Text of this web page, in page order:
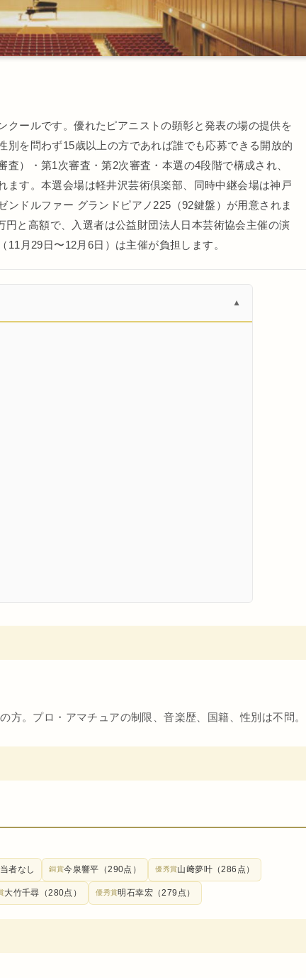
クールです。優れたピアニストの顕彰と発表の場の提供を
別を問わず15歳以上の方であれば誰でも応募できる開放的
）・第1次審査・第2次審査・本選の4段階で構成され、
ます。本選会場は軽井沢芸術倶楽部、同時中継会場は神戸
ドルファー グランドピアノ225（92鍵盤）が用意されま
と高額で、入選者は公益財団法人日本芸術協会主催の演
月29日〜12月6日）は主催が負担します。
▼
方。プロ・アマチュアの制限、音楽歴、国籍、性別は不問。
者なし 銅賞今泉響平（290点） 優秀賞山﨑夢叶（286点）
大竹千尋（280点） 優秀賞明石幸宏（279点）